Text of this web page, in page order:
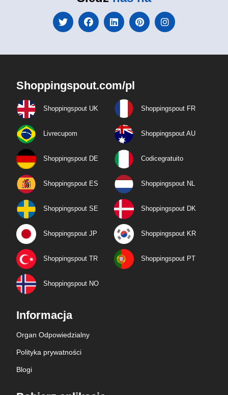
Shoppingspout.com/pl
Shoppingspout UK Shoppingspout FR
Livrecupom Shoppingspout AU
Shoppingspout DE Codicegratuito
Shoppingspout ES Shoppingspout NL
Shoppingspout SE Shoppingspout DK
Shoppingspout JP Shoppingspout KR
Shoppingspout TR Shoppingspout PT
Shoppingspout NO
Informacja
Organ Odpowiedzialny
Polityka prywatności
Blogi